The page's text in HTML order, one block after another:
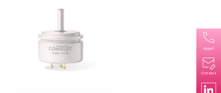
Appel
Contact